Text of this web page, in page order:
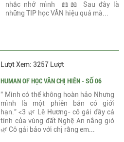
nhắc nhở mình 📖📖 Sau đây là
những TIP học VĂN hiệu quả mà...
Lượt Xem: 3257 Lượt
HUMAN OF HỌC VĂN CHỊ HIÊN - SỐ 06
" Mình có thể không hoàn hảo Nhưng
mình là một phiên bản có giới
hạn." <3 🌿 Lê Hương- cô gái đầy cá
tính của vùng đất Nghệ An nắng gió
🌿 Cô gái bảo với chị rằng em...